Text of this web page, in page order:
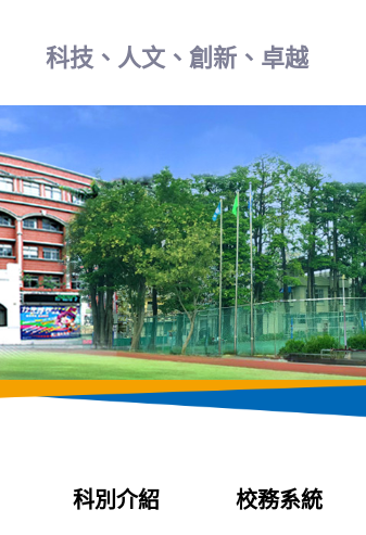
科技、人文、創新、卓越
科別介紹 校務系統